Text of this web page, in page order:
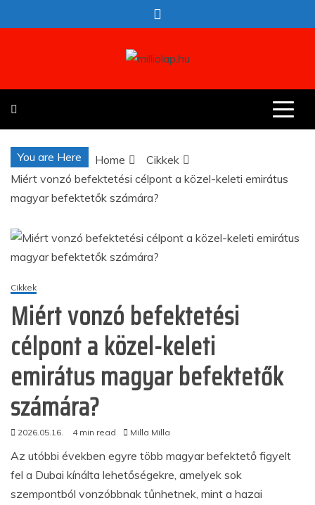
to
milliolap.hu
You are Here Home
Cikkek
Miért vonzó befektetési célpont a közel-keleti emirátus
magyar befektetők számára?
Cikkek
Miért vonzó befektetési
célpont a közel-keleti
emirátus magyar befektetők
számára?
2026.05.16. 4 min read Milla Milla
Az utóbbi években egyre több magyar befektető figyelt
fel a Dubai kínálta lehetőségekre, amelyek sok
szempontból vonzóbbnak tűnhetnek, mint a hazai